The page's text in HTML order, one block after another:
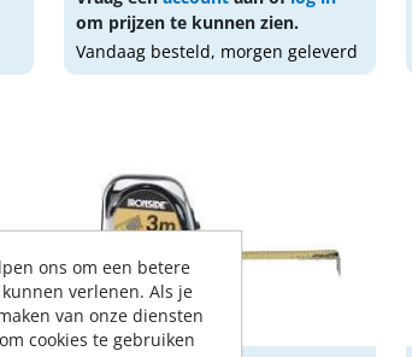
om prijzen te kunnen zien.
Vandaag besteld, morgen geleverd
ons om een betere
verlenen. Als je
van onze diensten
cookies te gebruiken